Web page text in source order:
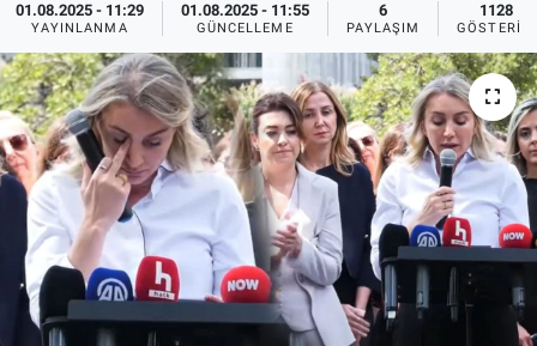
01.08.2025 - 11:29
YAYINLANMA
01.08.2025 - 11:55
GÜNCELLEME
6
PAYLAŞIM
1128
GÖSTERIM
Eğlence
Ekonomi
Forum
Gerçeğin İzinde
Gün Başlıyor